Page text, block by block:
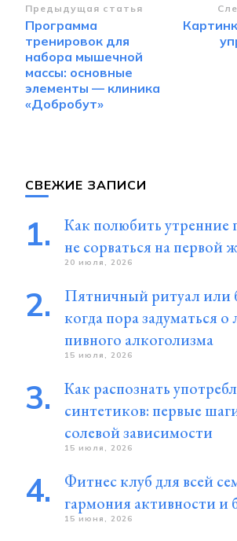
Навигация
по
записям
Предыдущая статья
Программа
тренировок для
набора мышечной
массы: основные
элементы — клиника
«Добробут»
СВЕЖИЕ ЗАПИСИ
Как полюбить утренние
не сорваться на первой
20 июля, 2026
Пятничный ритуал или
когда пора задуматься о
пивного алкоголизма
15 июля, 2026
Как распознать
синтетиков: первые
солевой зависимости
15 июля, 2026
Фитнес клуб для всей
гармония активности и
15 июня, 2026